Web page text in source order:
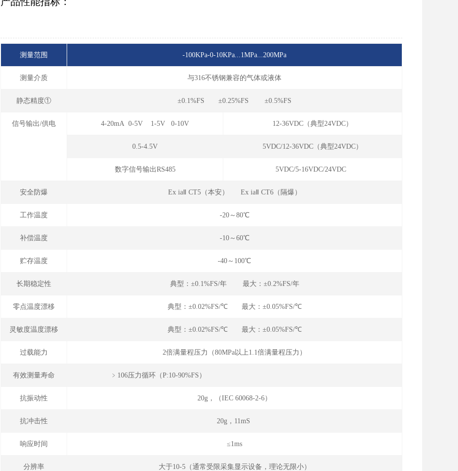
测量范围 -100KPa-0-10KPa...1MPa...200MPa
测量介质 与316不锈钢兼容的气体或液体
静态精度① ±0.1%FS ±0.25%FS ±0.5%FS
信号输出/供电 4-20mA 0-5V 1-5V 0-10V 12-36VDC（典型24VDC）
0.5-4.5V 5VDC/12-36VDC（典型24VDC）
数字信号输出RS485 5VDC/5-16VDC/24VDC
安全防爆 Ex iaⅡ CT5（本安） Ex iaⅡ CT6（隔爆）
工作温度 -20～80℃
补偿温度 -10～60℃
贮存温度 -40～100℃
长期稳定性 典型：±0.1%FS/年 最大：±0.2%FS/年
零点温度漂移 典型：±0.02%FS/℃ 最大：±0.05%FS/℃
灵敏度温度漂移 典型：±0.02%FS/℃ 最大：±0.05%FS/℃
过载能力 2倍满量程压力（80MPa以上1.1倍满量程压力）
有效测量寿命 ﹥106压力循环（P:10-90%FS）
抗振动性 20g，（IEC 60068-2-6）
抗冲击性 20g，11mS
响应时间 ≤1ms
分辨率 大于10-5（通常受限采集显示设备，理论无限小）